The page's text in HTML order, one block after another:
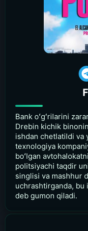
Bank oʻgʻrilarini
Drebin kichik
ishdan chetlatildi va
texnologiya
boʻlgan
politsiyachi taqdir
singlisi va mashhur
uchrashtirganda, bu
deb gumon qiladi.